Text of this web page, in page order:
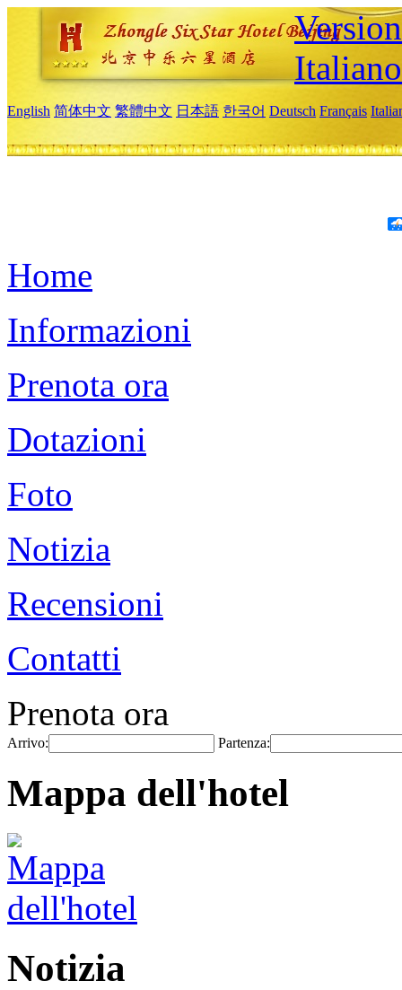
Italiano
English 简体中文 繁體中文 日本語 한국어 Deutsch Français
Home
Informazioni
Prenota ora
Dotazioni
Foto
Notizia
Recensioni
Contatti
Prenota ora
Arrivo: Partenza:
Mappa dell'hotel
Notizia